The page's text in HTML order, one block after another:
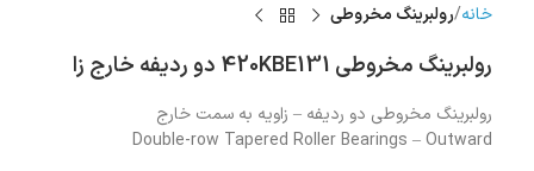
خانه رولبرینگ‌ مخروطی
رولبرینگ‌ مخروطی 420KBE131 دو ردیفه خارج زا
رولبرینگ‌ مخروطی دو ردیفه – زاویه به سمت خارج
Double-row Tapered Roller Bearings – Outward